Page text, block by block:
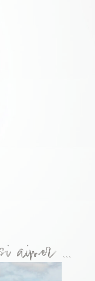
aimer ...